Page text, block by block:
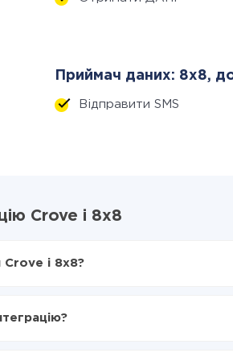
Приймач даних: 8x8,
Відправити SMS
Crove і 8x8
Crove і 8x8?